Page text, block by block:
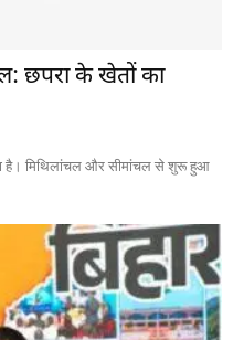
छपरा के खेतों का
है। मिथिलांचल और सीमांचल से शुरू हुआ